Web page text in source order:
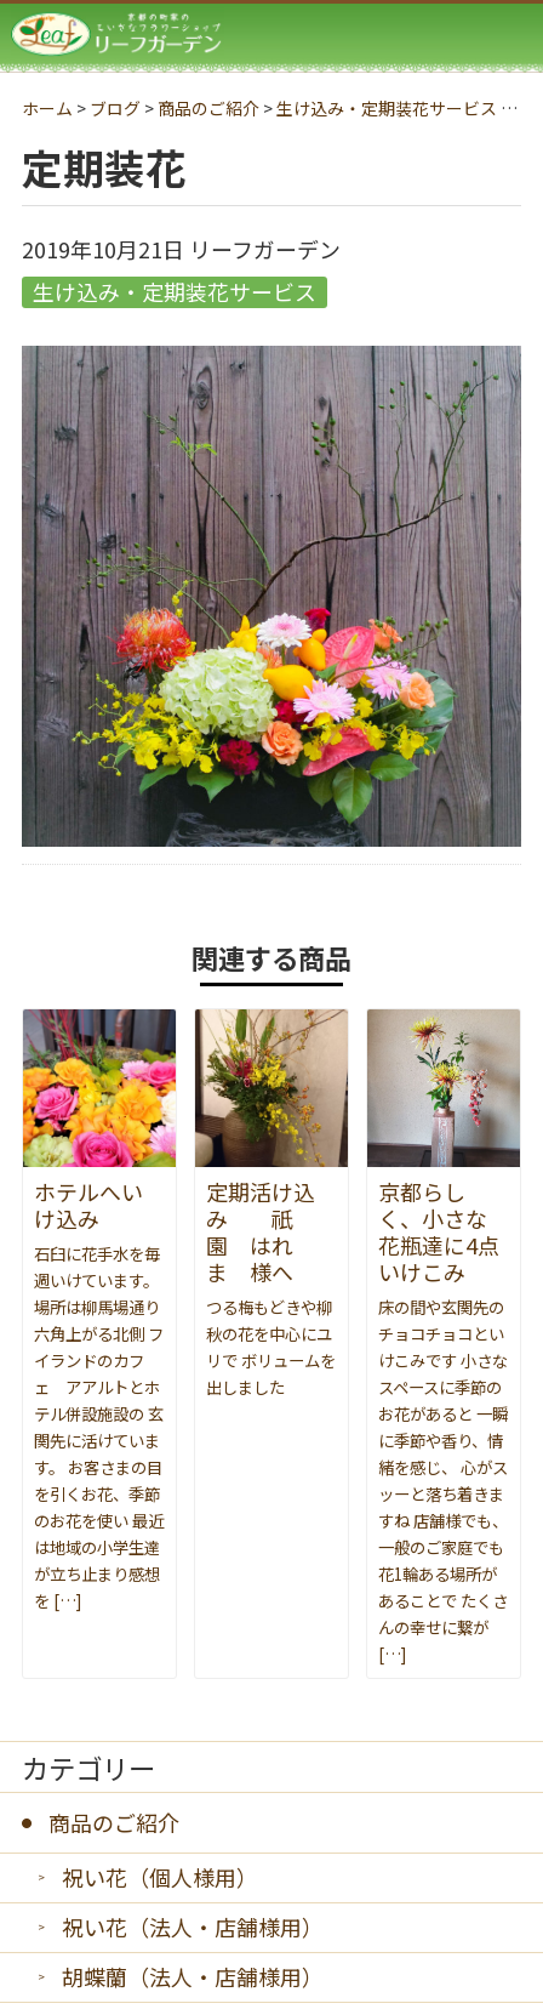
リーフガーデン
ホーム > ブログ > 商品のご紹介>生け込み・定期装花サービス 定
定期装花
2019年10月21日 リーフガーデン
生け込み・定期装花サービス
関連する商品
ホテルへい
け込み
石臼に花手水を毎
週いけています。
場所は柳馬場通り
六角上がる北側 フ
イランドのカフ
ェ アアルトとホ
テル併設施設の 玄
関先に活けていま
す。 お客さまの目
を引くお花、季節
のお花を使い 最近
は地域の小学生達
が立ち止まり感想
を […]
定期活け込
み 祇
園 はれ
ま 様へ
つる梅もどきや柳
秋の花を中心にユ
リで ボリュームを
出しました
京都らし
く、小さな
花瓶達に4点
いけこみ
床の間や玄関先の
チョコチョコとい
けこみです 小さな
スペースに季節の
お花があると 一瞬
に季節や香り、情
緒を感じ、 心がス
ッーと落ち着きま
すね 店舗様でも、
一般のご家庭でも
花1輪ある場所が
あることで たくさ
んの幸せに繋が
[…]
カテゴリー
商品のご紹介
祝い花（個人様用）
祝い花（法人・店舗様用）
胡蝶蘭（法人・店舗様用）